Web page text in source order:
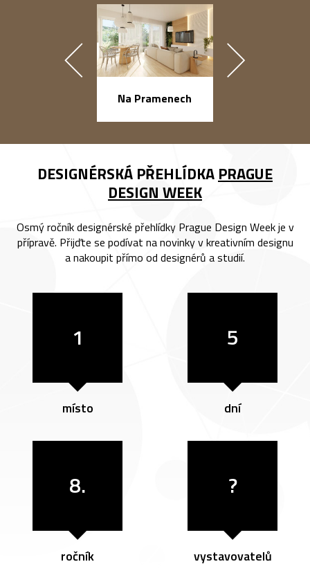
Na Pramenech
DESIGNÉRSKÁ PŘEHLÍDKA PRAGUE
DESIGN WEEK
Osmý ročník designérské přehlídky Prague Design Week je v
přípravě. Přijďte se podívat na novinky v kreativním designu
a nakoupit přímo od designérů a studií.
1
místo
5
dní
8.
ročník
?
vystavovatelů